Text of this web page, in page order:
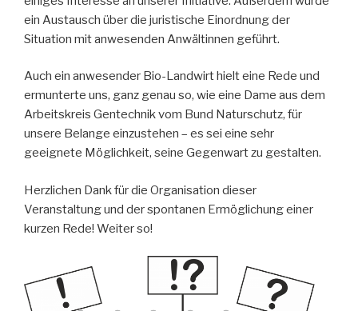
ein Austausch über die juristische Einordnung der
Situation mit anwesenden Anwältinnen geführt.
Auch ein anwesender Bio-Landwirt hielt eine Rede und
ermunterte uns, ganz genau so, wie eine Dame aus dem
Arbeitskreis Gentechnik vom Bund Naturschutz, für
unsere Belange einzustehen – es sei eine sehr
geeignete Möglichkeit, seine Gegenwart zu gestalten.
Herzlichen Dank für die Organisation dieser
Veranstaltung und der spontanen Ermöglichung einer
kurzen Rede! Weiter so!